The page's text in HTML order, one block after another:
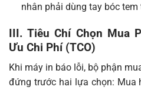
nhân phải dùng tay bóc tem
III. Tiêu Chí Chọn Mua
Ưu Chi Phí (TCO)
Khi máy in báo lỗi, bộ phận
đứng trước hai lựa chọn: Mua